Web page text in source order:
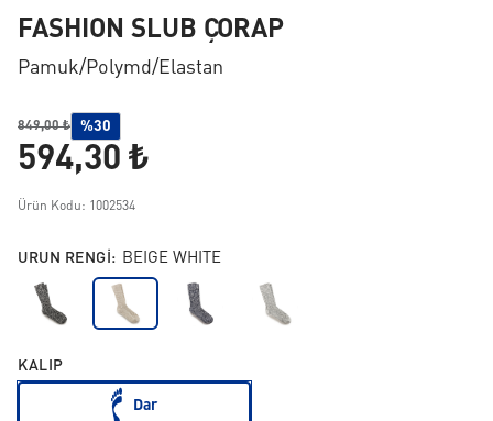
FASHION SLUB ÇORAP
Pamuk/polymd/elastan
849,00 ₺ %30
594,30 ₺
Ürün Kodu: 1002534
URUN RENGI: BEIGE WHITE
KALIP
Dar